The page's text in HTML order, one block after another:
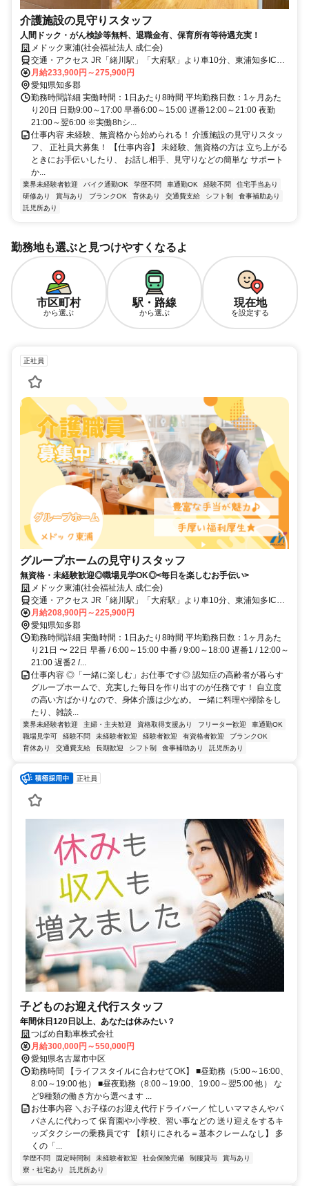
介護施設の見守りスタッフ
人間ドック・がん検診等無料、退職金有、保育所有等待遇充実！
メドック東浦(社会福祉法人 成仁会)
交通・アクセス JR「緒川駅」「大府駅」より車10分、東浦知多ICよ
り東 ＊車通勤OK
月給233,900円～275,900円
愛知県知多郡
勤務時間詳細 実働時間：1日あたり8時間 平均勤務日数：1ヶ月あた
り20日 日勤9:00～17:00 早番6:00～15:00 遅番12:00～21:00 夜勤
21:00～翌6:00 ※実働8hシ...
仕事内容 未経験、無資格から始められる！ 介護施設の見守りスタッ
フ、 正社員大募集！ 【仕事内容】 未経験、無資格の方は 立ち上がる
ときにお手伝いしたり、 お話し相手、見守りなどの簡単な サポート
か...
業界未経験者歓迎 バイク通勤OK 学歴不問 車通勤OK 経験不問
住宅手当あり
研修あり
賞与あり ブランクOK 育休あり 交通費支給 シフト制
食事補助あり
託児所あり
勤務地も選ぶと見つけやすくなるよ
市区町村
から選ぶ
駅・路線
から選ぶ
現在地
を設定する
正社員
グループホームの見守りスタッフ
無資格・未経験歓迎◎職場見学OK◎<毎日を楽しむお手伝い>
メドック東浦(社会福祉法人 成仁会)
交通・アクセス JR「緒川駅」「大府駅」より車10分、東浦知多ICよ
り東 ＊車通勤OK
月給208,900円～225,900円
愛知県知多郡
勤務時間詳細 実働時間：1日あたり8時間 平均勤務日数：1ヶ月あた
り21日 〜 22日 早番 / 6:00～15:00 中番 / 9:00～18:00 遅番1 / 12:00～
21:00 遅番2 /...
仕事内容 ◎「一緒に楽しむ」お仕事です◎ 認知症の高齢者が暮らす
グループホームで、充実した毎日を作り出すのが任務です！ 自立度
の高い方ばかりなので、身体介護は少なめ。 一緒に料理や掃除をし
たり、雑談...
業界未経験者歓迎 主婦・主夫歓迎 資格取得支援あり フリーター歓迎
車通勤OK
職場見学可
経験不問 未経験者歓迎 経験者歓迎 有資格者歓迎
ブランクOK
育休あり
交通費支給 長期歓迎 シフト制 食事補助あり 託児所あり
正社員
子どものお迎え代行スタッフ
年間休日120日以上、あなたは休みたい？
つばめ自動車株式会社
月給300,000円～550,000円
愛知県名古屋市中区
勤務時間 【ライフスタイルに合わせてOK】 ■昼勤務（5:00～16:00、
8:00～19:00 他） ■昼夜勤務（8:00～19:00、19:00～翌5:00 他） な
ど9種類の働き方から選べます ...
お仕事内容 ＼お子様のお迎え代行ドライバー／ 忙しいママさんやパ
パさんに代わって 保育園や小学校、習い事などの 送り迎えをするキ
ッズタクシーの乗務員です 【頼りにされる＝基本クレームなし】 多
くの「...
学歴不問 固定時間制 未経験者歓迎 社会保険完備 制服貸与
賞与あり
寮・社宅あり
託児所あり